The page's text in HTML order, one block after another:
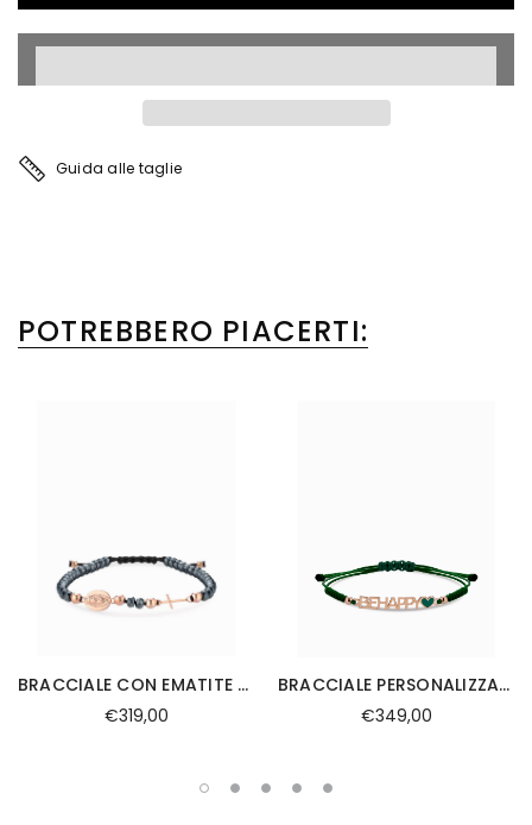
Guida alle taglie
POTREBBERO PIACERTI:
BRACCIALE CON EMATITE SFERE E ROSARIO IN ORO ROSA
€319,00
BRACCIALE PERSONALIZZABILE CON CORDINO E SMALTO
€349,00